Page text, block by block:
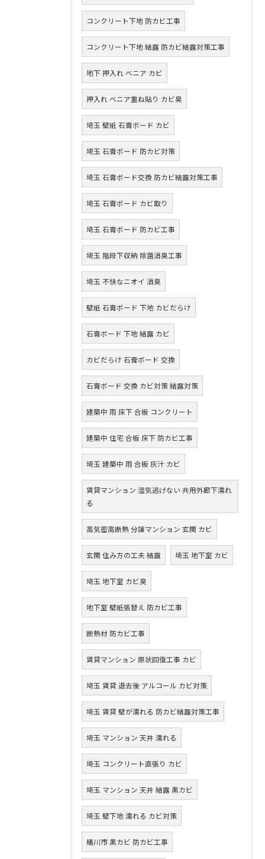
コンクリート下地 防カビ工事
コンクリート下地 結露 防カビ結露対策工事
地下 押入れ ベニア カビ
押入れ ベニア重ね貼り カビ臭
埼玉 壁紙 石膏ボード カビ
埼玉 石膏ボード 防カビ対策
埼玉 石膏ボード交換 防カビ結露対策工事
埼玉 石膏ボード カビ取り
埼玉 石膏ボード 防カビ工事
埼玉 階段下収納 除菌消臭工事
埼玉 不快なニオイ 消臭
壁紙 石膏ボード 下地 カビだらけ
石膏ボード 下地 結露 カビ
カビだらけ 石膏ボード 交換
石膏ボード 交換 カビ対策 結露対策
建築中 雨 床下 合板 コンクリート
建築中 住宅 合板 床下 防カビ工事
埼玉 建築中 雨 合板 灰汁 カビ
賃貸マンション 湿気逃げない 共用外廊下濡れ
る
高気密高断熱 分譲マンション 玄関 カビ
玄関 住み方の工夫 結露 埼玉 地下室 カビ
埼玉 地下室 カビ臭
地下室 壁紙張替え 防カビ工事
断熱材 防カビ工事
賃貸マンション 原状回復工事 カビ
埼玉 賃貸 退去後 アルコール カビ対策
埼玉 賃貸 壁が濡れる 防カビ結露対策工事
埼玉 マンション 天井 濡れる
埼玉 コンクリート直張り カビ
埼玉 マンション 天井 結露 黒カビ
埼玉 壁下地 濡れる カビ対策
桶川市 黒カビ 防カビ工事